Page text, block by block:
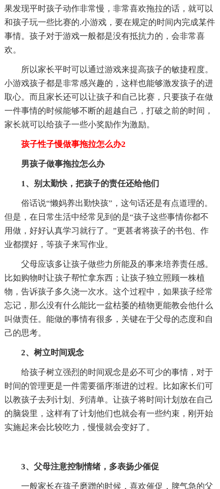
果发现平时孩子动作非常慢，非常喜欢拖拉的话，就可以
和孩子玩一些比赛的.小游戏，要在规定的时间内完成某件
事情。孩子对于游戏一般都是没有抵抗力的，会非常喜
欢。
所以家长平时可以通过游戏来提高孩子的敏捷程度。
小游戏孩子都是非常感兴趣的，这样也能够激发孩子的进
取心。而且家长还可以让孩子和自己比赛，只要孩子在做
一件事情的时候能够不断的超越自己，打破之前的时间，
家长就可以给孩子一些小奖励作为激励。
孩子性子慢做事拖拉怎么办2
男孩子做事拖拉怎么办
1、别太勤快，把孩子的责任还给他们
俗话说“懒妈养出勤快孩”，这句话还是有点道理的。
但是，在日常生活中经常见到的是“孩子这些事情你都不
用做，好好认真学习就行了。”更甚者将孩子的书包、作
业都摆好，等孩子来写作业。
父母应该多让孩子做些力所能及的事来培养责任感。
比如购物时让孩子帮忙拿东西；让孩子独立照顾一株植
物，告诉孩子多久浇一次水。这个过程中，如果孩子经常
忘记，那么没有什么能比一盆枯萎的植物更能教会他什么
叫做责任。能做的事情有很多，关键在于父母的态度和自
己的思考。
2、树立时间观念
给孩子树立强烈的时间观念是必不可少的事情，对于
时间的管理更是一件需要循序渐进的过程。比如家长们可
以教孩子去列计划、列清单。让孩子将时间计划放在自己
的脑袋里，这样有了计划他们也就会有一些约束，刚开始
实施起来会比较吃力，慢慢就会变好了。
3、父母注意控制情绪，多表扬少催促
一般家长在孩子磨蹭的时候，喜欢催促，脾气急的父